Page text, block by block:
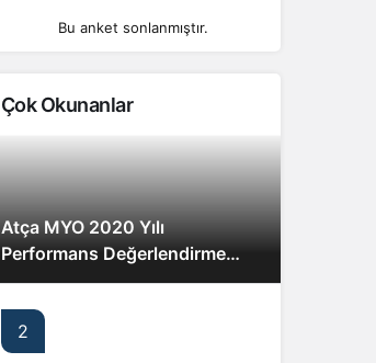
Bu anket sonlanmıştır.
Çok Okunanlar
Atça MYO 2020 Yılı
Performans Değerlendirme
Toplantısı gerçekleşti
2